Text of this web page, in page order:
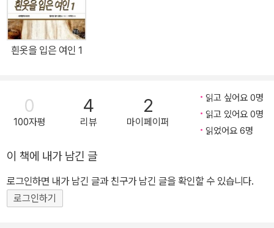
가 아닐까.
흰옷을 입은 여인 1
0
100자평
4
리뷰
2
마이페이퍼
읽고 싶어요 0명
읽고 있어요 0명
읽었어요 6명
이 책에 내가 남긴 글
로그인하면 내가 남긴 글과 친구가 남긴 글을 확인할 수 있습니다.
로그인하기